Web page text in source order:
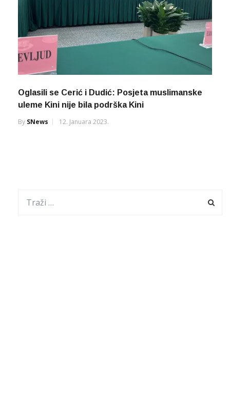
Oglasili se Cerić i Dudić: Posjeta muslimanske
uleme Kini nije bila podrška Kini
By SNews 12. Januara 2023.